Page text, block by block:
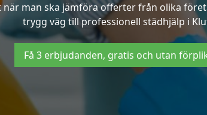
man ska jämföra offerter från olika
trygg väg till professionell städhjälp i
Få 3 erbjudanden, gratis och utan